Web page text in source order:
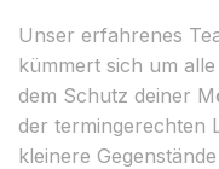
Unser erfahrenes
kümmert sich um
dem Schutz deiner
der termingerechten
kleinere